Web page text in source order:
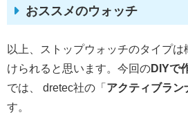
おススメのウォッチ
以上、ストップウォッチのタイプ
けられると思います。今回のDIYで
では、 dretec社の「 アクティブラン
す。